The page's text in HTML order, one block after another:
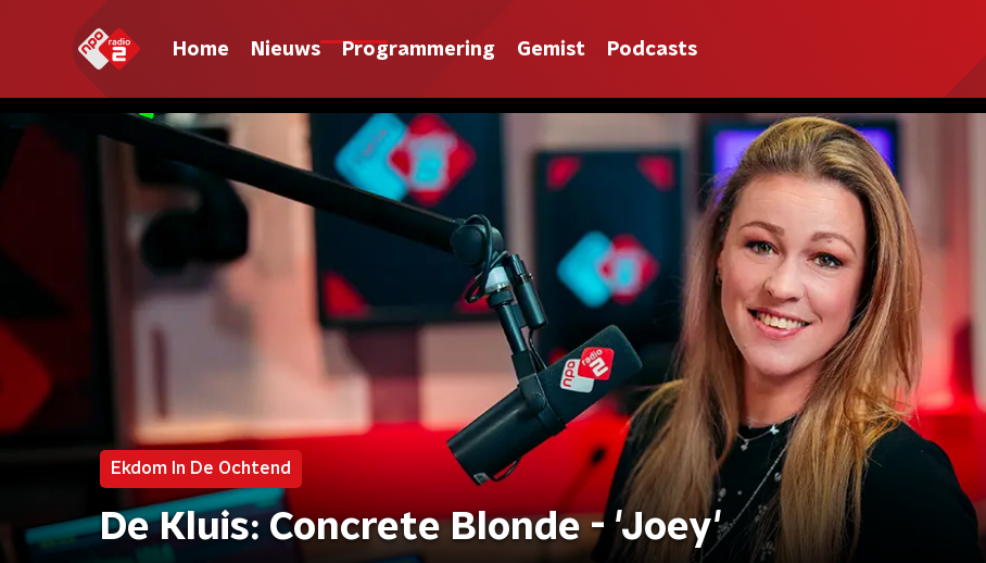
Home Nieuws Programmering Gemist Podcasts
Ekdom In De Ochtend
De Kluis: Concrete Blonde - 'Joey'